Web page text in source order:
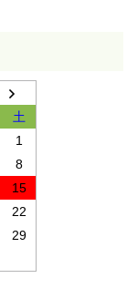
土
1
8
15
22
29